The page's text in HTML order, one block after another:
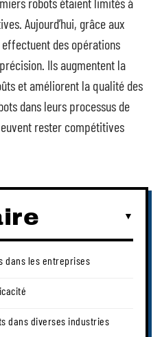
Aujourd’hui, grâce aux
des opérations
Ils augmentent la
et améliorent la qualité des
dans leurs processus de
rester compétitives
dans les entreprises
dans diverses industries